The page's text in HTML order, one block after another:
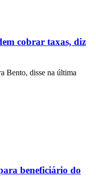
cobrar taxas, diz
Bento, disse na última
beneficiário do